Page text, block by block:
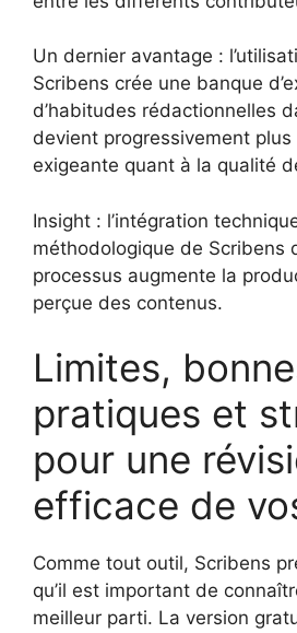
Un dernier avantage :
Scribens crée une banque
d’habitudes rédactionnelles
devient progressivement
exigeante quant à la qualité
Insight : l’intégration
méthodologique de Scribens
processus augmente la
perçue des contenus.
Limites,
pratiques et
pour une
efficace de
Comme tout outil, Scribens
qu’il est important de
meilleur parti. La version